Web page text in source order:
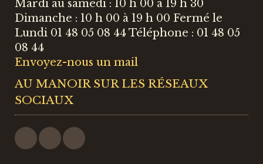
Mardi au samedi : 10 h 00 à 19 h 30
Dimanche : 10 h 00 à 19 h 00 Fermé le
Lundi 01 48 05 08 44 Téléphone : 01 48 05
08 44
Envoyez-nous un mail
AU MANOIR SUR LES RÉSEAUX
SOCIAUX